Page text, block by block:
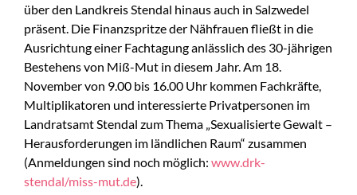
über den Landkreis Stendal hinaus auch in Salzwedel
präsent. Die Finanzspritze der Nähfrauen fließt in die
Ausrichtung einer Fachtagung anlässlich des 30-jährigen
Bestehens von Miß-Mut in diesem Jahr. Am 18.
November von 9.00 bis 16.00 Uhr kommen Fachkräfte,
Multiplikatoren und interessierte Privatpersonen im
Landratsamt Stendal zum Thema „Sexualisierte Gewalt –
Herausforderungen im ländlichen Raum“ zusammen
(Anmeldungen sind noch möglich: www.drk-
stendal/miss-mut.de).